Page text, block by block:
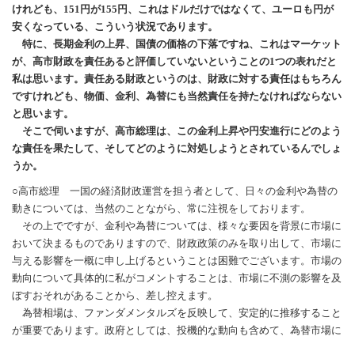
けれども、151円が155円、これはドルだけではなくて、ユーロも円が
安くなっている、こういう状況であります。
特に、長期金利の上昇、国債の価格の下落ですね、これはマーケット
が、高市財政を責任あると評価していないということの1つの表れだと
私は思います。責任ある財政というのは、財政に対する責任はもちろん
ですけれども、物価、金利、為替にも当然責任を持たなければならない
と思います。
そこで伺いますが、高市総理は、この金利上昇や円安進行にどのよう
な責任を果たして、そしてどのように対処しようとされているんでしょ
うか。
○高市総理 一国の経済財政運営を担う者として、日々の金利や為替の
動きについては、当然のことながら、常に注視をしております。
その上でですが、金利や為替については、様々な要因を背景に市場に
おいて決まるものでありますので、財政政策のみを取り出して、市場に
与える影響を一概に申し上げるということは困難でございます。市場の
動向について具体的に私がコメントすることは、市場に不測の影響を及
ぼすおそれがあることから、差し控えます。
為替相場は、ファンダメンタルズを反映して、安定的に推移すること
が重要であります。政府としては、投機的な動向も含めて、為替市場に